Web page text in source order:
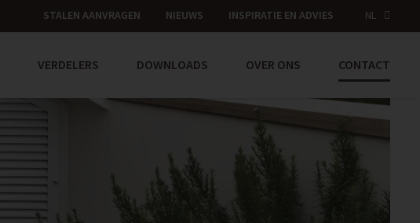
STALEN AANVRAGEN NIEUWS INSPIRATIE EN ADVIES NL
VERDELERS DOWNLOADS OVER ONS CONTACT